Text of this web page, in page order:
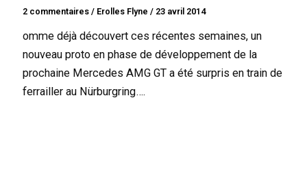
2 commentaires / Erolles Flyne/ 23 avril 2014
omme déjà découvert ces récentes semaines, un
nouveau proto en phase de développement de la
prochaine Mercedes AMG GT a été surpris en train de
ferrailler au Nürburgring….